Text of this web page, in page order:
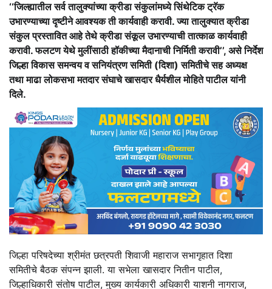
‘‘जिल्ह्यातील सर्व तालुक्यांच्या क्रीडा संकुलांमध्ये सिंथेटिक ट्रॅक
उभारण्याच्या दृष्टीने आवश्यक ती कार्यवाही करावी. ज्या तालुक्यात क्रीडा
संकुल प्रस्तावित आहे तेथे क्रीडा संकूल उभारण्याची तात्काळ कार्यवाही
करावी. फलटण येथे मुलींसाठी हॉकीच्या मैदानाची निर्मिती करावी’’, असे निर्देश
जिल्हा विकास समन्वय व सनियंत्रण समिती (दिशा) समितीचे सह अध्यक्ष
तथा माढा लोकसभा मतदार संघाचे खासदार धैर्यशील मोहिते पाटील यांनी
दिले.
जिल्हा परिषदेच्या श्रीमंत छत्रपती शिवाजी महाराज सभागृहात दिशा
समितीचे बैठक संपन्न झाली. या सभेला खासदार नितीन पाटील,
जिल्हाधिकारी संतोष पाटील, मुख्य कार्यकारी अधिकारी याशनी नागराज,